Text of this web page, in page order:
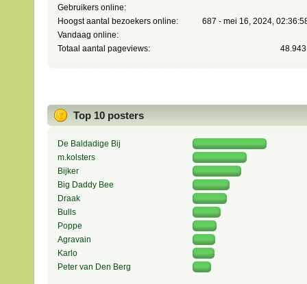
Gebruikers online:
Hoogst aantal bezoekers online:
687 - mei 16, 2024,
Vandaag online:
Totaal aantal pageviews:
Top 10 posters
De Baldadige Bij
m.kolsters
Bijker
Big Daddy Bee
Draak
Bulls
Poppe
Agravain
Karlo
Peter van Den Berg